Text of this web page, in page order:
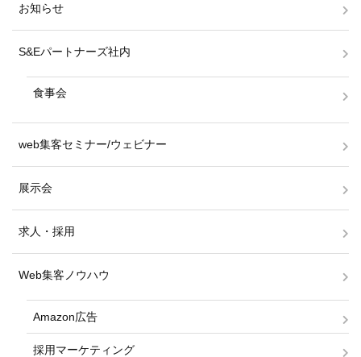
お知らせ
S&Eパートナーズ社内
食事会
web集客セミナー/ウェビナー
展示会
求人・採用
Web集客ノウハウ
Amazon広告
採用マーケティング